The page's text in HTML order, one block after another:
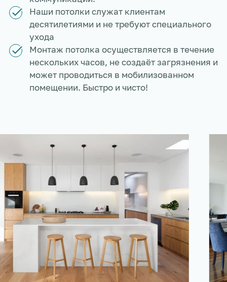
Наши потолки служат клиентам
десятилетиями и не требуют специального
ухода
Монтаж потолка осуществляется в течение
нескольких часов, не создаёт загрязнения и
может проводиться в мобилизованном
помещении. Быстро и чисто!